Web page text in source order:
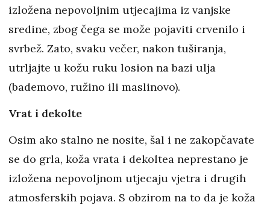
izložena nepovoljnim utjecajima iz vanjske
sredine, zbog čega se može pojaviti crvenilo i
svrbež. Zato, svaku večer, nakon tuširanja,
utrljajte u kožu ruku losion na bazi ulja
(bademovo, ružino ili maslinovo).
Vrat i dekolte
Osim ako stalno ne nosite, šal i ne zakopčavate
se do grla, koža vrata i dekoltea neprestano je
izložena nepovoljnom utjecaju vjetra i drugih
atmosferskih pojava. S obzirom na to da je koža